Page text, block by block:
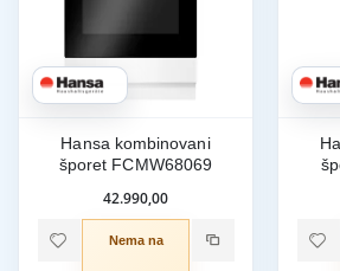
Hansa kombinovani
šporet FCMW68069
42.990,00
Nema na